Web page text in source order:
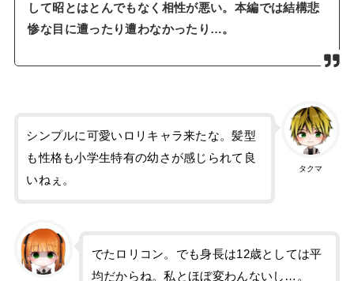
して昭とはとんでもなく相性が悪い。本編では結構悲
惨な目に遭ったり遭わなかったり…。
タクマ
シンプルに可愛いロリキャラ来たな。髪型
も性格も小学生特有の幼さが感じられて良
いねぇ。
でたロリコン。でも身長は12歳としては平
均だからね。私とほぼ変わんないし…。